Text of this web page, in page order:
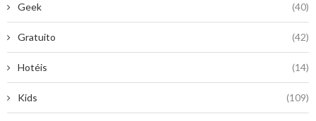
Geek (40)
Gratuito (42)
Hotéis (14)
Kids (109)